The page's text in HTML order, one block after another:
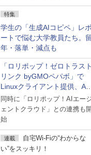
特集
学生の「生成AIコピペ」レポ
ートで悩む大学教員たち。
年・落単・減点も
「ロリポップ！ゼロトラスト
リンク byGMOペパボ」で
Linuxクライアント提供、AI
エージェントの接続が容易
同時に「ロリポップ！AIエー
ェントクラウド」との連携も開
始
連載
自宅Wi-Fiの“わからな
い”をスッキリ！